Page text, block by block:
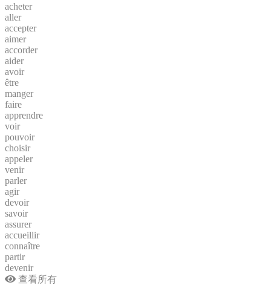
acheter
aller
accepter
aimer
accorder
aider
avoir
être
manger
faire
apprendre
voir
pouvoir
choisir
appeler
venir
parler
agir
devoir
savoir
assurer
accueillir
connaître
partir
devenir
查看所有